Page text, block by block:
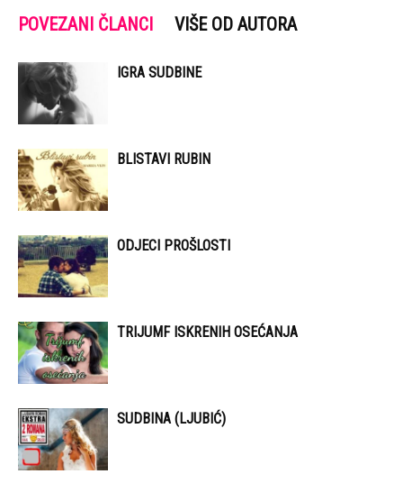
POVEZANI ČLANCI VIŠE OD AUTORA
IGRA SUDBINE
BLISTAVI RUBIN
ODJECI PROŠLOSTI
TRIJUMF ISKRENIH OSEĆANJA
SUDBINA (LJUBIĆ)